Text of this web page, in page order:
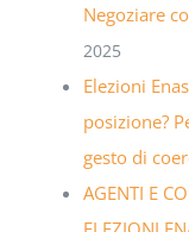
Negoziare
2025
Elezioni
posizione?
gesto di
AGENTI E